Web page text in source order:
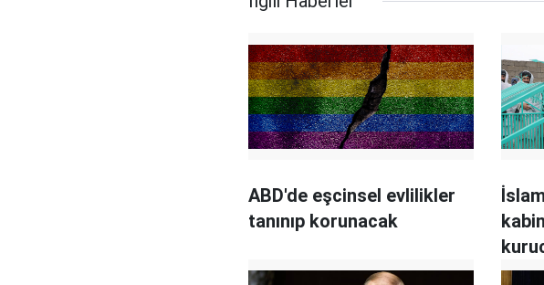
ABD'de eşcinsel evlilikler
tanınıp korunacak